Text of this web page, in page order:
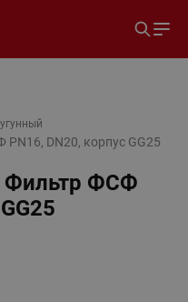
DN20, корпус GG25
Фильтр ФСФ